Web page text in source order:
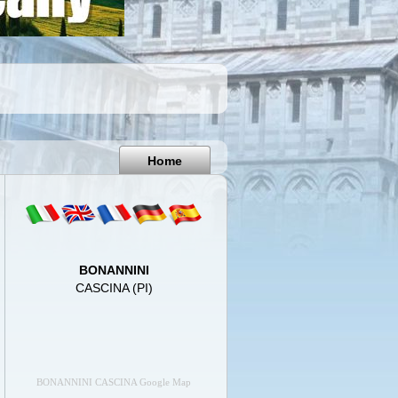
Italy
Home
BONANNINI
CASCINA (PI)
BONANNINI CASCINA Google Map